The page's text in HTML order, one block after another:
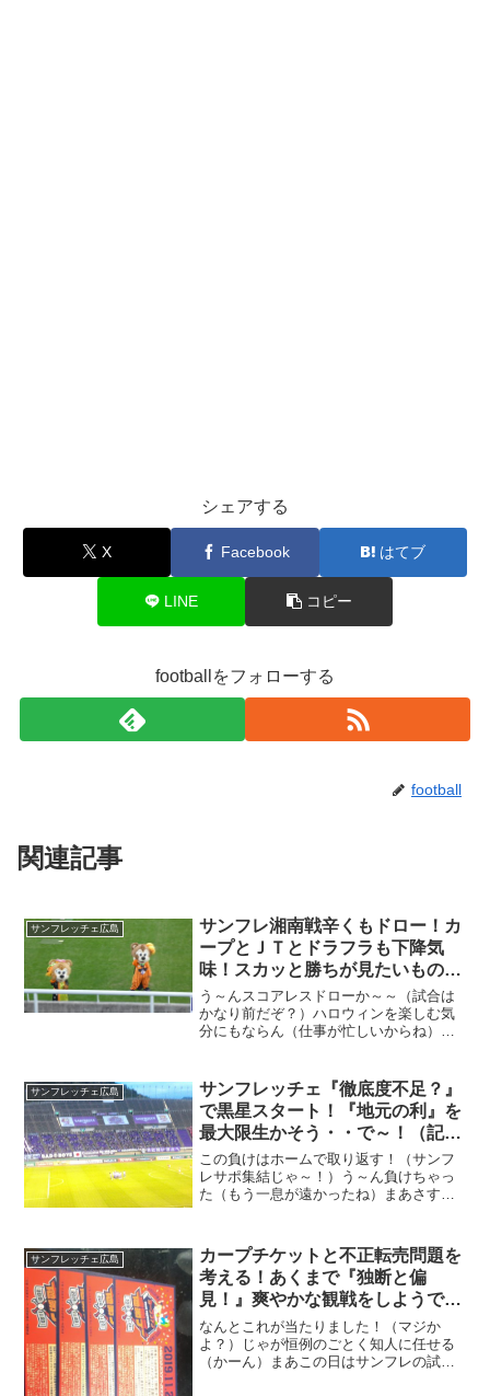
シェアする
X Facebook はてブ
LINE コピー
footballをフォローする
football
関連記事
サンフレッチェ広島
サンフレ湘南戦辛くもドロー！カ
ープとＪＴとドラフラも下降気
味！スカッと勝ちが見たいもの
よ・・
う～んスコアレスドローか～～（試合は
かなり前だぞ？）ハロウィンを楽しむ気
分にもならん（仕事が忙しいからね）日
とかスコアレスドローで・・なんで？と
思っていたんじゃがの～～、...
サンフレッチェ広島
サンフレッチェ『徹底度不足？』
で黒星スタート！『地元の利』を
最大限生かそう・・で～！（記事
追加）
この負けはホームで取り返す！（サンフ
レサポ集結じゃ～！）う～ん負けちゃっ
た（もう一息が遠かったね）まあさすが
と悩みます）
サンフレッチェ広島
カープチケットと不正転売問題を
考える！あくまで『独断と偏
見！』爽やかな観戦をしようで
～！
なんとこれが当たりました！（マジか
よ？）じゃが恒例のごとく知人に任せる
（かーん）まあこの日はサンフレの試合